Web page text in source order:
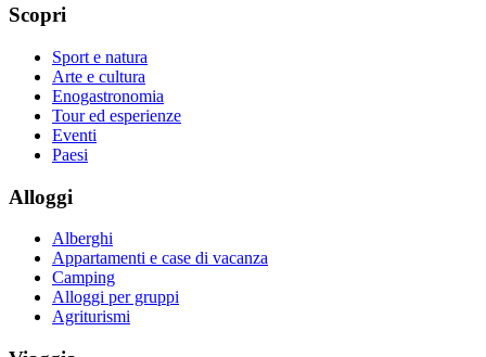
Scopri
Sport e natura
Arte e cultura
Enogastronomia
Tour ed esperienze
Eventi
Paesi
Alloggi
Alberghi
Appartamenti e case di vacanza
Camping
Alloggi per gruppi
Agriturismi